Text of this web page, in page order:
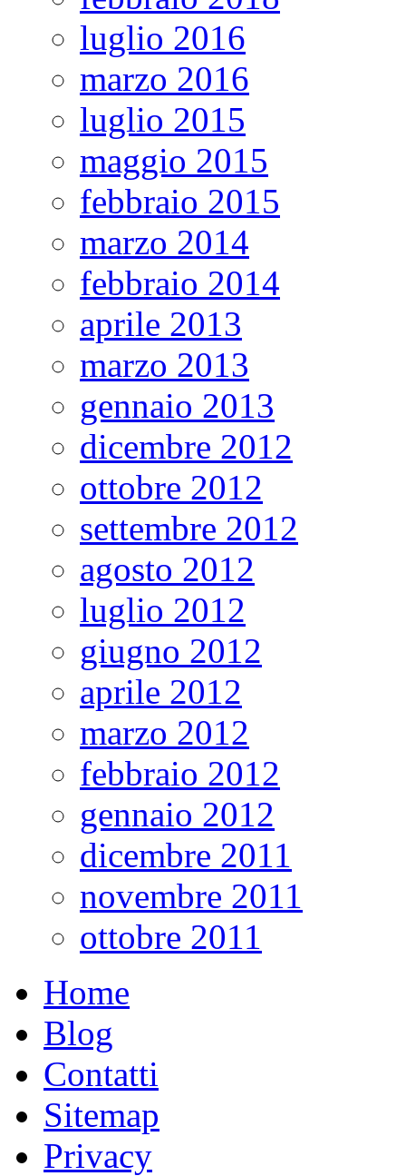
luglio 2016
marzo 2016
luglio 2015
maggio 2015
febbraio 2015
marzo 2014
febbraio 2014
aprile 2013
marzo 2013
gennaio 2013
dicembre 2012
ottobre 2012
settembre 2012
agosto 2012
luglio 2012
giugno 2012
aprile 2012
marzo 2012
febbraio 2012
gennaio 2012
dicembre 2011
novembre 2011
ottobre 2011
Home
Blog
Contatti
Sitemap
Privacy